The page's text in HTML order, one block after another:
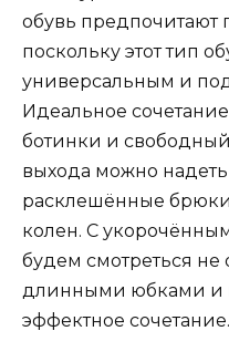
обувь предпочитают
поскольку этот тип
универсальным и
Идеальное
ботинки и
выхода можно
расклешённые
колен. С
будем смотреться не
длинными юбками и
эффектное сочетание.